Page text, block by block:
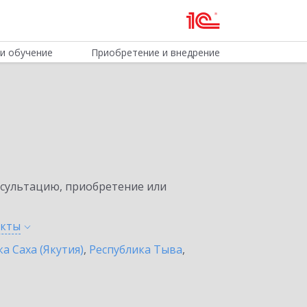
обучение Приобретение и внедрение
приобретение или
Саха (Якутия), Республика Тыва,